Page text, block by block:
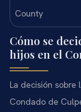
Cómo se
hijos en el
La decisión
Condado de